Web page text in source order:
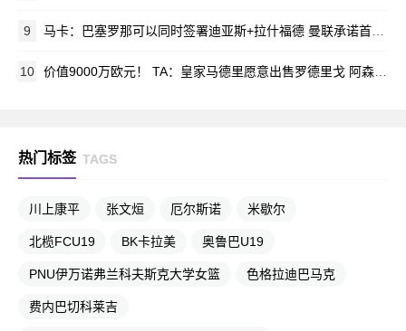
9 马卡：巴塞罗那可以同时签署迪亚斯+拉什福德 曼联承诺首次借给后者
10 价值9000万欧元！ TA：皇家马德里愿意出售罗德里戈 阿森纳有初步联系
热门标签 TAGS
川上康平 张文烜 厄尔斯诺 米歇尔
北榄FCU19 BK卡拉美 奥鲁巴U19
PNU伊万诺弗兰科夫斯克大学女篮 色格拉迪巴马克
费内巴切科莱吉